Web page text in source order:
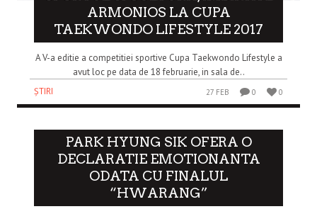
ARMONIOS LA CUPA
TAEKWONDO LIFESTYLE 2017
A V-a editie a competitiei sportive Cupa Taekwondo Lifestyle a
avut loc pe data de 18 februarie, in sala de..
ȘTIRI
27 FEB 0 0
PARK HYUNG SIK OFERA O
DECLARATIE EMOTIONANTA
ODATA CU FINALUL
“HWARANG”